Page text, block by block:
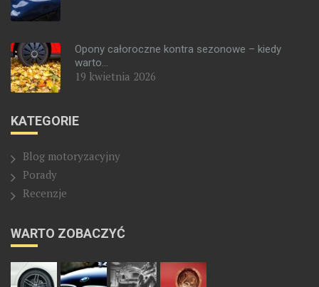
Opony całoroczne kontra sezonowe – kiedy
warto...
19 kwietnia 2026
KATEGORIE
Blog motoryzacyjny
Porady
Recenzje
WARTO ZOBACZYĆ